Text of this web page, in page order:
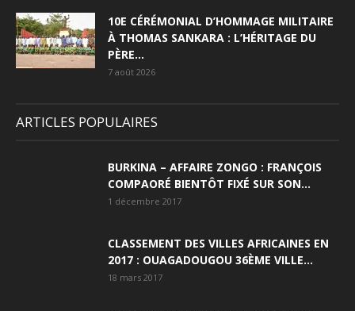
10E CÉRÉMONIAL D’HOMMAGE MILITAIRE
À THOMAS SANKARA : L’HÉRITAGE DU
PÈRE...
7 août 2026
ARTICLES POPULAIRES
BURKINA – AFFAIRE ZONGO : FRANÇOIS
COMPAORÉ BIENTÔT FIXÉ SUR SON...
1 décembre 2017
CLASSEMENT DES VILLES AFRICAINES EN
2017 : OUAGADOUGOU 36ÈME VILLE...
18 mars 2017